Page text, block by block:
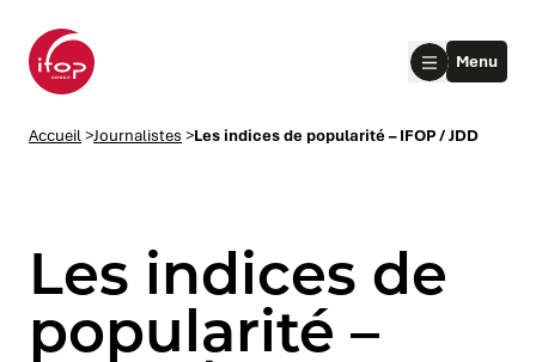
Menu
Accueil>Journalistes >Les indices de popularité – IFOP / JDD
Les indices de
popularité –